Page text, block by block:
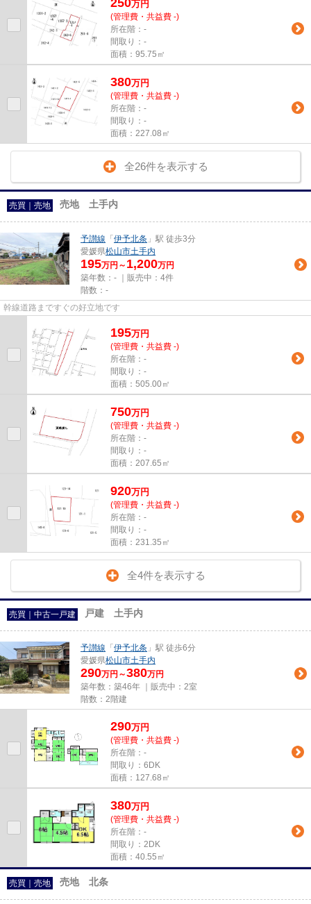
250万円
(管理費・共益費 -)
所在階：-
間取り：-
面積：95.75㎡
380万円
(管理費・共益費 -)
所在階：-
間取り：-
面積：227.08㎡
全26件を表示する
売買｜売地 売地 土手内
予讃線 「 伊予北条 」駅 徒歩3分
愛媛県松山市土手内
195万円～ 1,200万円
築年数：- ｜販売中： 4件
階数：-
幹線道路まですぐの好立地です
195万円
(管理費・共益費 -)
所在階：-
間取り：-
面積：505.00㎡
750万円
(管理費・共益費 -)
所在階：-
間取り：-
面積：207.65㎡
920万円
(管理費・共益費 -)
所在階：-
間取り：-
面積：231.35㎡
全4件を表示する
売買｜中古一戸建 戸建 土手内
予讃線 「 伊予北条 」駅 徒歩6分
愛媛県松山市土手内
290万円～380万円
築年数：築46年 ｜販売中： 2室
階数：2階建
290万円
(管理費・共益費 -)
所在階：-
間取り：6DK
面積：127.68㎡
380万円
(管理費・共益費 -)
所在階：-
間取り：2DK
面積：40.55㎡
売買｜売地 売地 北条